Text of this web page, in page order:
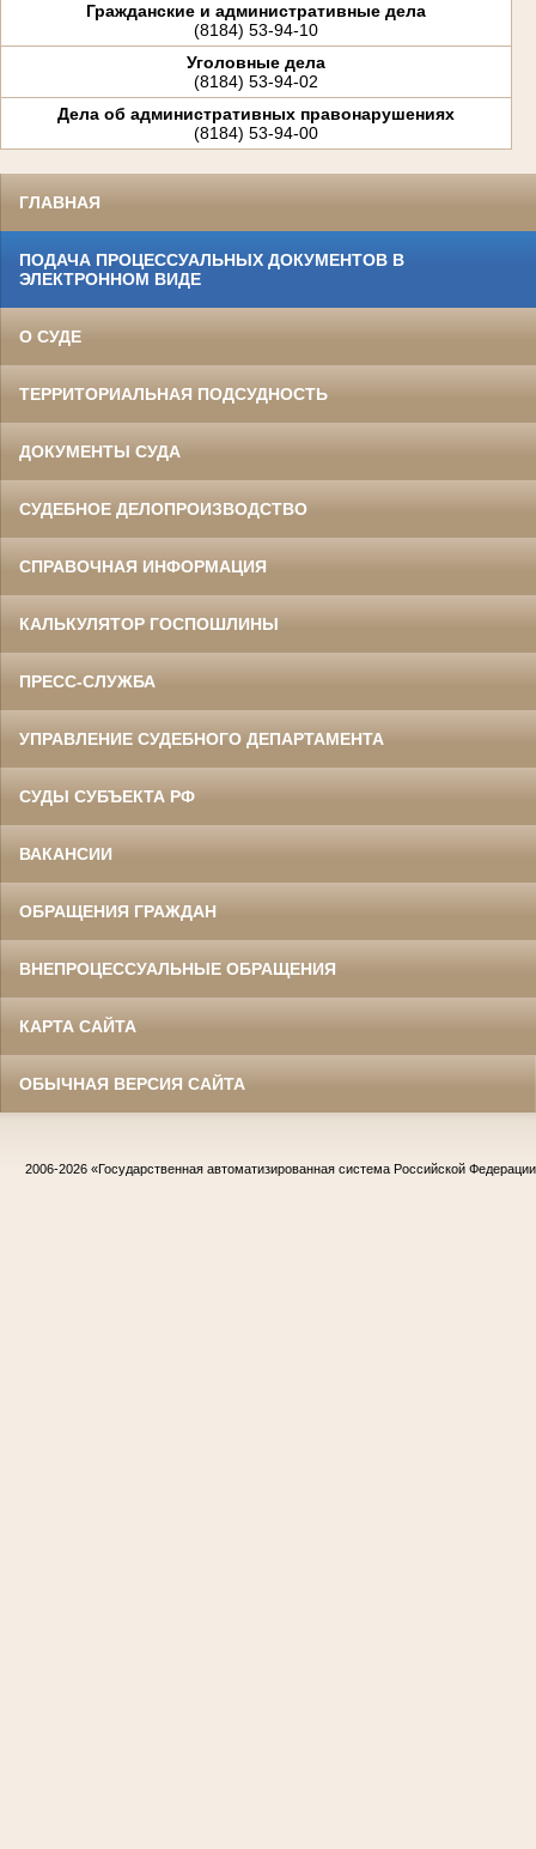
Гражданские и административные дела
(8184) 53-94-10
Уголовные дела
(8184) 53-94-02
Дела об административных правонарушениях
(8184) 53-94-00
ГЛАВНАЯ
ПОДАЧА ПРОЦЕССУАЛЬНЫХ ДОКУМЕНТОВ В
ЭЛЕКТРОННОМ ВИДЕ
О СУДЕ
ТЕРРИТОРИАЛЬНАЯ ПОДСУДНОСТЬ
ДОКУМЕНТЫ СУДА
СУДЕБНОЕ ДЕЛОПРОИЗВОДСТВО
СПРАВОЧНАЯ ИНФОРМАЦИЯ
КАЛЬКУЛЯТОР ГОСПОШЛИНЫ
ПРЕСС-СЛУЖБА
УПРАВЛЕНИЕ СУДЕБНОГО ДЕПАРТАМЕНТА
СУДЫ СУБЪЕКТА РФ
ВАКАНСИИ
ОБРАЩЕНИЯ ГРАЖДАН
ВНЕПРОЦЕССУАЛЬНЫЕ ОБРАЩЕНИЯ
КАРТА САЙТА
ОБЫЧНАЯ ВЕРСИЯ САЙТА
2006-2026 «Государственная автоматизированная система Российской